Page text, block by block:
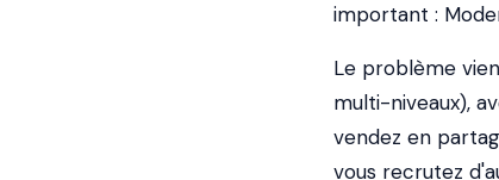
important :
Le problème
multi-niveaux),
vendez en
vous recrutez